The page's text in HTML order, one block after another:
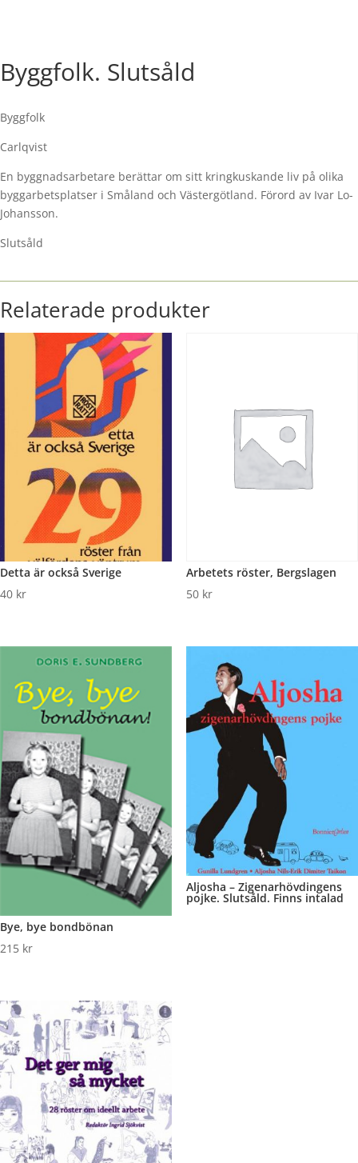
Byggfolk. Slutsåld
Byggfolk
Carlqvist
En byggnadsarbetare berättar om sitt kringkuskande liv på olika
byggarbetsplatser i Småland och Västergötland. Förord av Ivar Lo-
Johansson.
Slutsåld
Relaterade produkter
Detta är också Sverige
40 kr
Arbetets röster, Bergslagen
50 kr
Bye, bye bondbönan
215 kr
Aljosha – Zigenarhövdingens
pojke. Slutsåld. Finns intalad